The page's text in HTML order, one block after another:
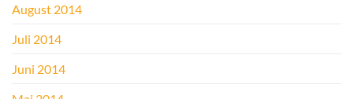
August 2014
Juli 2014
Juni 2014